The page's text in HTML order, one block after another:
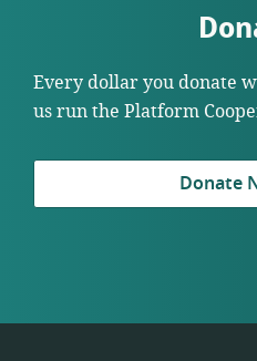
Every dollar you donate
us run the Platform
Donate